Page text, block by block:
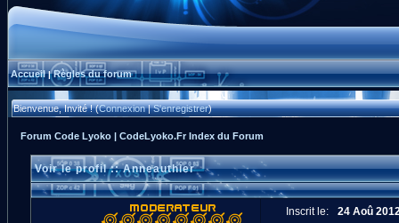
Accueil|Règles du forum
Bienvenue, Invité ! (Connexion|S'enregistrer)
Forum Code Lyoko | CodeLyoko.Fr Index du Forum
Voir le profil :: Anneauthier
Inscrit le:
24 Aoû